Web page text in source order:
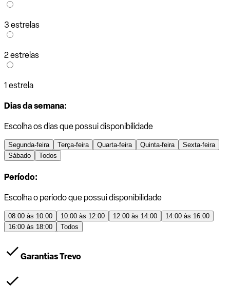
3 estrelas
2 estrelas
1 estrela
Dias da semana:
Escolha os dias que possui disponibilidade
Segunda-feira Terça-feira Quarta-feira Quinta-feira
Sexta-feira
Sábado
Todos
Período:
Escolha o período que possui disponibilidade
08:00 às 10:00 10:00 às 12:00 12:00 às 14:00
14:00 às 16:00
16:00 às 18:00
Todos
Garantias Trevo